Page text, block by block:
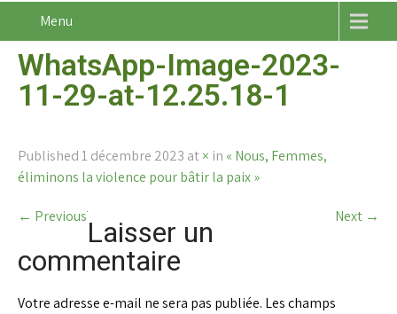
Menu
WhatsApp-Image-2023-
11-29-at-12.25.18-1
Published1 décembre 2023 at × in « Nous, Femmes,
éliminons la violence pour bâtir la paix »
← Previous Next →
Laisser un
commentaire
Votre adresse e-mail ne sera pas publiée. Les champs